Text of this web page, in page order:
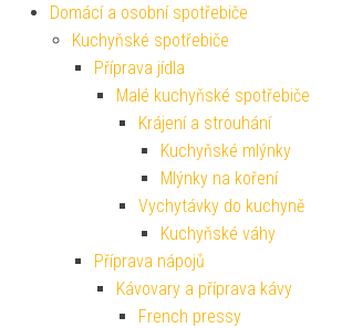
Domácí a osobní spotřebiče
Kuchyňské spotřebiče
Příprava jídla
Malé kuchyňské spotřebiče
Krájení a strouhání
Kuchyňské mlýnky
Mlýnky na koření
Vychytávky do kuchyně
Kuchyňské váhy
Příprava nápojů
Kávovary a příprava kávy
French pressy